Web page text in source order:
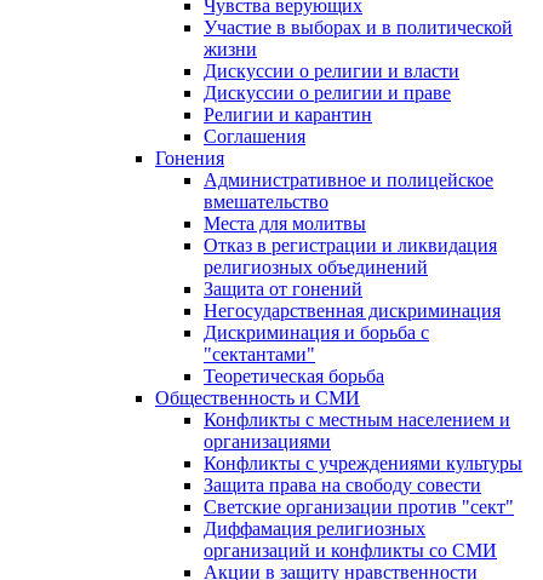
Чувства верующих
Участие в выборах и в политической
жизни
Дискуссии о религии и власти
Дискуссии о религии и праве
Религии и карантин
Соглашения
Гонения
Административное и полицейское
вмешательство
Места для молитвы
Отказ в регистрации и ликвидация
религиозных объединений
Защита от гонений
Негосударственная дискриминация
Дискриминация и борьба с
"сектантами"
Теоретическая борьба
Общественность и СМИ
Конфликты с местным населением и
организациями
Конфликты с учреждениями культуры
Защита права на свободу совести
Светские организации против "сект"
Диффамация религиозных
организаций и конфликты со СМИ
Акции в защиту нравственности